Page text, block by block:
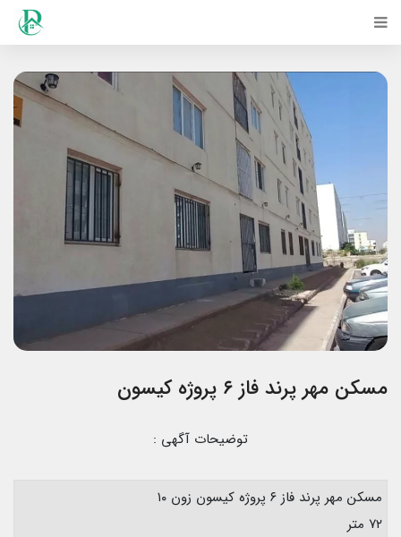
مسکن مهر پرند فاز ۶ پروژه کیسون
توضیحات آگهی :
مسکن مهر پرند فاز ۶ پروژه کیسون زون ۱۰
۷۲ متر